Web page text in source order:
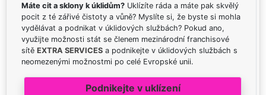
Máte cit a sklony k úklidům? Uklízíte ráda a máte pak skvělý
pocit z té zářivé čistoty a vůně? Myslíte si, že byste si mohla
vydělávat a podnikat v úklidových službách? Pokud ano,
využijte možnosti stát se členem mezinárodní franchisové
sítě EXTRA SERVICES a podnikejte v úklidových službách s
neomezenými možnostmi po celé Evropské unii.
Podnikejte v uklízení